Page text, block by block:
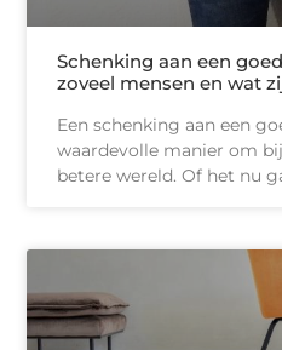
Schenking aan een
zoveel mensen en wat
Een schenking aan een
waardevolle manier om
betere wereld. Of het nu